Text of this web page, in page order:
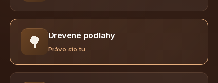
🌳 Drevené podlahy
Práve ste tu